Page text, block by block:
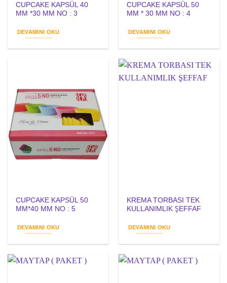
CUPCAKE KAPSÜL 40
MM *30 MM NO : 3
DEVAMINI OKU
CUPCAKE KAPSÜL 50
MM * 30 MM NO : 4
DEVAMINI OKU
CUPCAKE KAPSÜL 50
MM*40 MM NO : 5
DEVAMINI OKU
KREMA TORBASI TEK
KULLANIMLIK ŞEFFAF
DEVAMINI OKU